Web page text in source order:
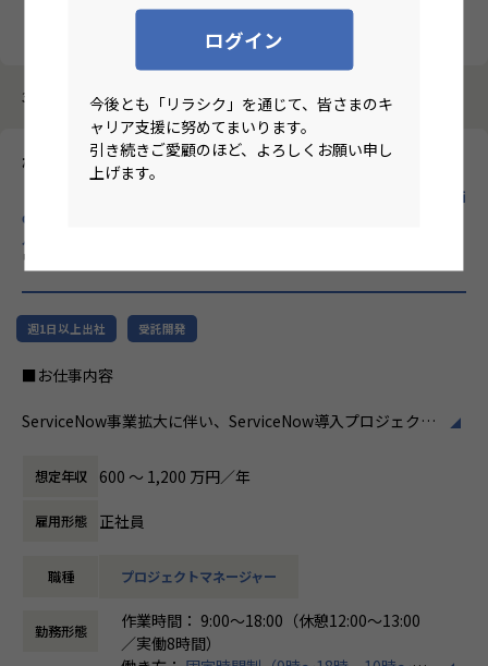
ログイン
今後とも「リラシク」を通じて、皆さまのキ
ャリア支援に努めてまいります。
引き続きご愛顧のほど、よろしくお願い申し
上げます。
3987件中 21件～30件
株式会社ホープス
【ハイブリ/東京/月平均残業10時間/昇給率7.2％/70歳定年/Servi
ceNowプロジェクトマネージャー】プライム市場上場SHIFTグ
ループで30年以上のの実績あるERP導入支援企業！
ワーク求人
週1日以上出社 受託開発
■お仕事内容
ServiceNow事業拡大に伴い、ServiceNow導入プロジェクト
ServiceNowは企業のDX推進を支えるプラットフォームとし
て、ITサービスマネジメント領域のみならず、顧客管理、人
事領域、業務ワークフロー改革など幅広い分野で活用されて
おり、当社においても引き合いが急速に増加しています。
プロジェクトマネジメントやソリューションアーキテクチャ
これまでのご経験やスキルに応じて、プロジェクト計画の策
定、進捗・品質・課題管理、顧客との各種調整やステークホ
想定年収 600 〜 1,200 万円／年
雇用形態 正社員
職種 プロジェクトマネージャー
勤務形態
作業時間： 9:00～18:00（休憩12:00～13:00
／実働8時間）